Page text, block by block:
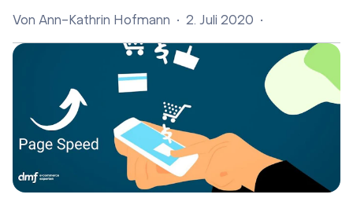
Von Ann-Kathrin Hofmann • 2. Juli 2020 •